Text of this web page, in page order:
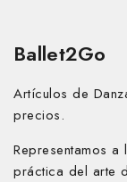
Ballet2Go
Artículos de
precios.
Representamos
práctica del arte